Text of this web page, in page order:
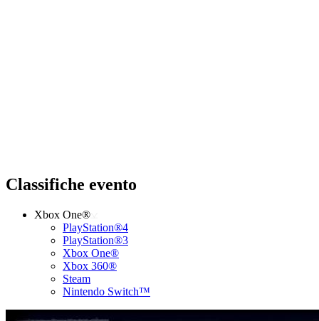
Classifiche evento
Xbox One®
PlayStation®4
PlayStation®3
Xbox One®
Xbox 360®
Steam
Nintendo Switch™